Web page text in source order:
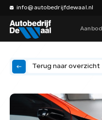
info@autobedrijfdewaal.nl
Aanbod
Werkplaats
Vacatures
Terug naar overzicht